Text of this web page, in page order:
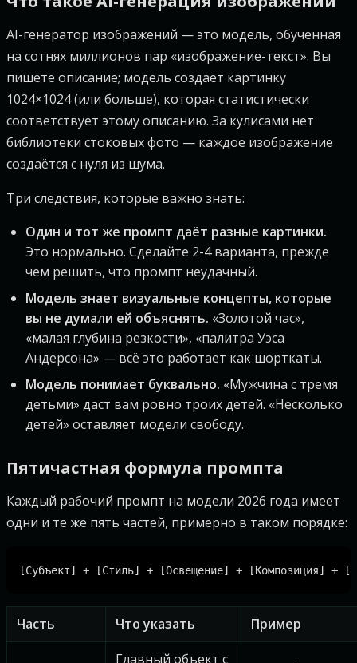
AI-генератор изображений — это модель, обученная
на сотнях миллионов пар «изображение-текст». Вы
пишете описание; модель создаёт картинку
1024×1024 (или больше), которая статистически
соответствует этому описанию. За кулисами нет
библиотеки стоковых фото — каждое изображение
создаётся с нуля из шума.
Три следствия, которые важно знать:
Один и тот же промпт даёт разные картинки.
Это нормально. Сделайте 2-4 варианта, прежде
чем решить, что промпт неудачный.
Модель знает визуальные концепты, которые
вы не думали ей объяснять. «Золотой час»,
«малая глубина резкости», «палитра Уэса
Андерсона» — всё это работает как шорткаты.
Модель понимает буквально. «Мужчина с тремя
детьми» даст вам ровно троих детей. «Несколько
детей» оставляет модели свободу.
Пятичастная формула промпта
Каждый рабочий промпт на модели 2026 года имеет
одни и те же пять частей, примерно в таком порядке:
Часть Что указать Пример
Главный объект с